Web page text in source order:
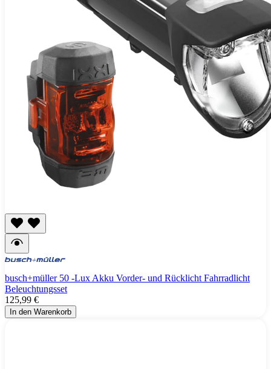
busch+müller 50 -Lux Akku Vorder- und Rücklicht Fahrradlicht
Beleuchtungsset
125,99 €
In den Warenkorb